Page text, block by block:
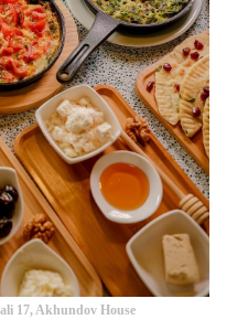
17, Akhundov House